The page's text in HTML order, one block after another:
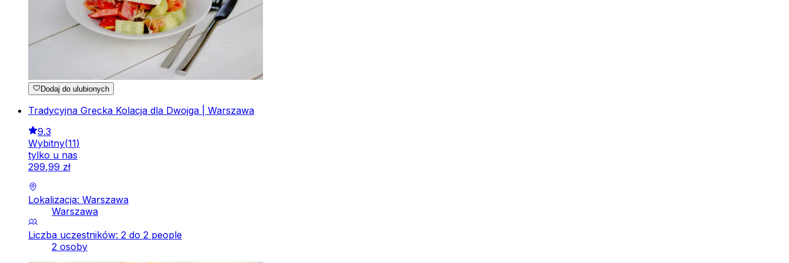
Dodaj do ulubionych
Tradycyjna Grecka Kolacja dla Dwojga | Warszawa
9.3
Wybitny(11)
tylko u nas
299,99 zł
Lokalizacja: Warszawa
Warszawa
Liczba uczestników: 2 do 2 people
2 osoby